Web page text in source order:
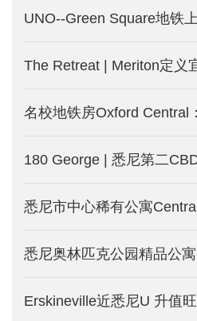
UNO--Green Square地铁
The Retreat | Meriton定义
名校地铁房Oxford Central
悉尼市中心稀有公寓
悉尼奥林匹克公园精品公
Erskineville近悉尼U 升值